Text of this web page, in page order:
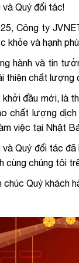
và Quý đối tác!
Công ty
khỏe và hạnh
hành và tin
thiện chất
khởi đầu mới, là
chất lượng dịch
việc tại Nhật
và Quý đối tác
cùng chúng tôi
chúc Quý khách